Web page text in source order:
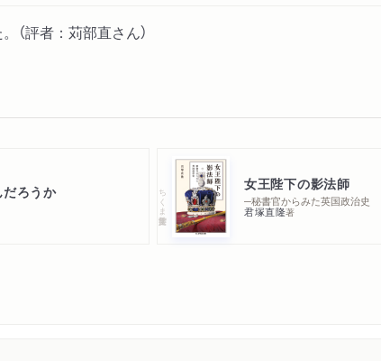
おわりに
（評者：苅部直さん）
ろうか ちくま学芸文庫 女王陛下の影法師
─秘書官からみた英国政治史
君塚直隆著